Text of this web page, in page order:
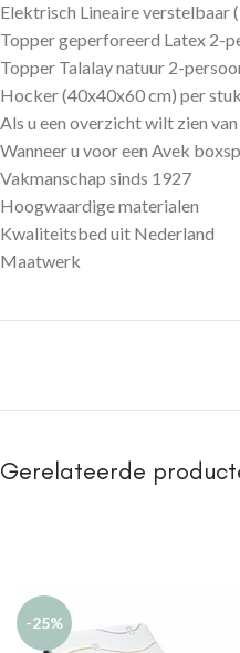
Elektrisch Lineaire verstelbaar
Topper geperforeerd Latex 2-
Topper Talalay natuur 2-
Hocker (40x40x60 cm) per
Als u een overzicht wilt zien
Wanneer u voor een Avek
Vakmanschap sinds 1927
Hoogwaardige materialen
Kwaliteitsbed uit Nederland
Maatwerk
Gerelateerde
-25%